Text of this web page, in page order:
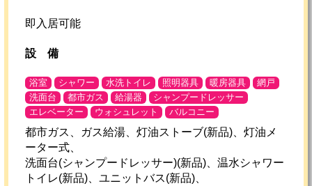
即入居可能
設 備
浴室 シャワー 水洗トイレ 照明器具 暖房器具
網戸
洗面台
都市ガス 給湯器
シャンプードレッサー
エレベーター
ウォシュレット バルコニー
都市ガス、ガス給湯、灯油ストーブ(新品)、灯油メ
ーター式、
洗面台(シャンプードレッサー)(新品)、温水シャワー
トイレ(新品)、ユニットバス(新品)、